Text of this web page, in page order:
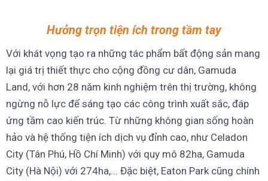
Hưởng trọn tiện ích trong tầm tay
Với khát vọng tạo ra những tác phẩm bất động sản mang
lại giá trị thiết thực cho cộng đồng cư dân, Gamuda
Land, với hơn 28 năm kinh nghiệm trên thị trường, không
ngừng nỗ lực để sáng tạo các công trình xuất sắc, đáp
ứng tầm cao kiến trúc. Từ những không gian sống hoàn
hảo và hệ thống tiện ích dịch vụ đỉnh cao, như Celadon
City (Tân Phú, Hồ Chí Minh) với quy mô 82ha, Gamuda
City (Hà Nội) với 274ha,... Đặc biệt, Eaton Park cũng chính